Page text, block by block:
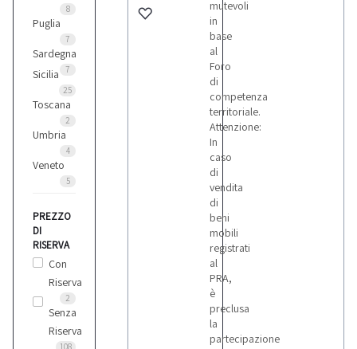
7
Peugeot
Renault
Volkswagen
2
8
Puglia
7
Sardegna
7
Sicilia
25
Toscana
2
Umbria
4
Veneto
5
PREZZO
DI
RISERVA
Con
Riserva
2
Senza
Riserva
108
mutevoli
in
base
al
Foro
di
competenza
territoriale.
Attenzione:
In
caso
di
vendita
di
beni
mobili
registrati
al
PRA,
è
preclusa
la
partecipazione